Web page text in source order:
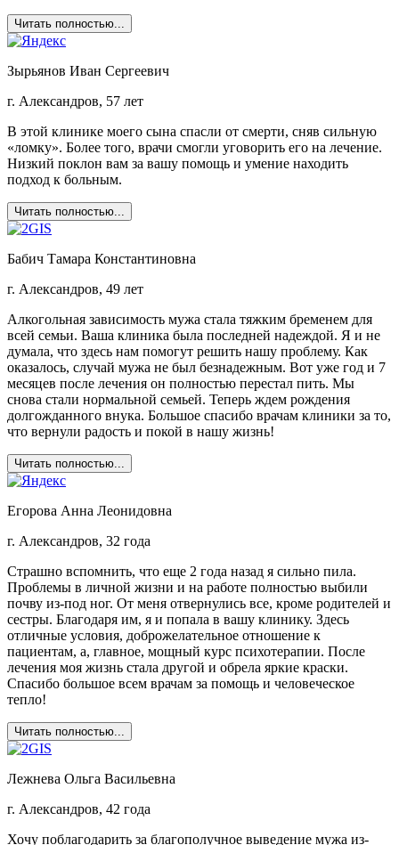
Читать полностью...
Зырьянов Иван Сергеевич
г. Александров, 57 лет
В этой клинике моего сына спасли от смерти, сняв сильную
«ломку». Более того, врачи смогли уговорить его на лечение.
Низкий поклон вам за вашу помощь и умение находить
подход к больным.
Читать полностью...
Бабич Тамара Константиновна
г. Александров, 49 лет
Алкогольная зависимость мужа стала тяжким бременем для
всей семьи. Ваша клиника была последней надеждой. Я и не
думала, что здесь нам помогут решить нашу проблему. Как
оказалось, случай мужа не был безнадежным. Вот уже год и 7
месяцев после лечения он полностью перестал пить. Мы
снова стали нормальной семьей. Теперь ждем рождения
долгожданного внука. Большое спасибо врачам клиники за то,
что вернули радость и покой в нашу жизнь!
Читать полностью...
Егорова Анна Леонидовна
г. Александров, 32 года
Страшно вспомнить, что еще 2 года назад я сильно пила.
Проблемы в личной жизни и на работе полностью выбили
почву из-под ног. От меня отвернулись все, кроме родителей и
сестры. Благодаря им, я и попала в вашу клинику. Здесь
отличные условия, доброжелательное отношение к
пациентам, а, главное, мощный курс психотерапии. После
лечения моя жизнь стала другой и обрела яркие краски.
Спасибо большое всем врачам за помощь и человеческое
тепло!
Читать полностью...
Лежнева Ольга Васильевна
г. Александров, 42 года
Хочу поблагодарить за благополучное выведение мужа из-